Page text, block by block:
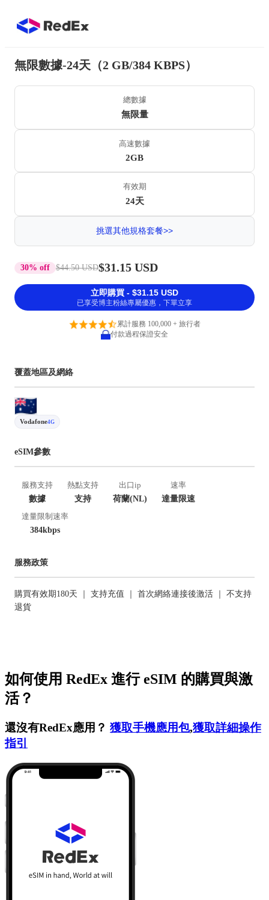
無限數據-24天（2 GB/384 KBPS）
總數據
無限量
高速數據
2GB
有效期
24天
挑選其他規格套餐>>
30% off $44.50 USD$31.15 USD
立即購買 - $31.15 USD
已享受博主粉絲專屬優惠，下單立享
累計服務 100,000 + 旅行者
付款過程保證安全
覆蓋地區及網絡
Vodafone4G
eSIM參數
服務支持
數據
熱點支持
支持
出口ip
荷蘭(NL)
速率
達量限速
達量限制速率
384kbps
服務政策
購買有效期180天 ｜ 支持充值 ｜ 首次網絡連接後激活 ｜ 不支持
退貨
如何使用 RedEx 進行 eSIM 的購買與激
活？
還沒有RedEx應用？ 獲取手機應用包,獲取詳細操作
指引